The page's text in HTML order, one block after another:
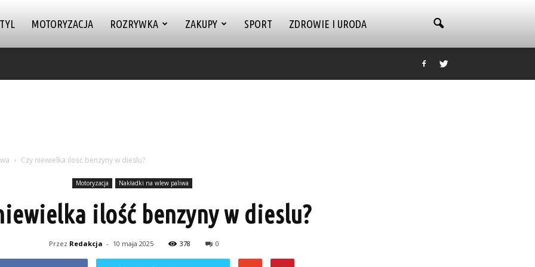
MOTORYZACJA ROZRYWKA ZAKUPY SPORT ZDROWIE I URODA
Czy niewielka ilość benzyny w dieslu?
Motoryzacja Nakładki na wlew paliwa
ilość benzyny w dieslu?
Przez Redakcja - 10 maja 2025 378 0